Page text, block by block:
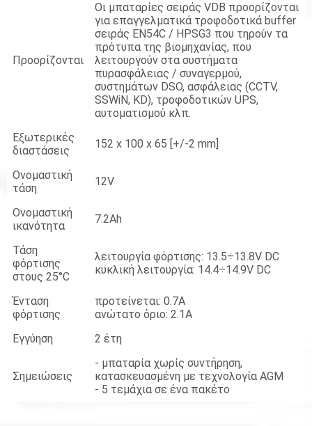
Προορίζονται
Οι μπαταρίες σειράς VDB προορίζονται
για επαγγελματικά τροφοδοτικά buffer
σειράς EN54C / HPSG3 που τηρούν τα
πρότυπα της βιομηχανίας, που
λειτουργούν στα συστήματα
πυρασφάλειας / συναγερμού,
συστημάτων DSO, ασφάλειας (CCTV,
SSWiN, KD), τροφοδοτικών UPS,
αυτοματισμού κλπ.
Εξωτερικές
διαστάσεις
152 x 100 x 65 [+/-2 mm]
Ονομαστική
τάση
12V
Ονομαστική
ικανότητα
7.2Ah
Τάση
φόρτισης
στους 25°C
λειτουργία φόρτισης: 13.5÷13.8V DC
κυκλική λειτουργία: 14.4÷14.9V DC
Ένταση
φόρτισης
προτείνεται: 0.7A
ανώτατο όριο: 2.1A
Εγγύηση
2 έτη
Σημειώσεις
- μπαταρία χωρίς συντήρηση,
κατασκευασμένη με τεχνολογία AGM
- 5 τεμάχια σε ένα πακέτο